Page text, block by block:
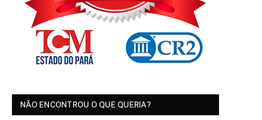
NÃO ENCONTROU O QUE QUERIA?